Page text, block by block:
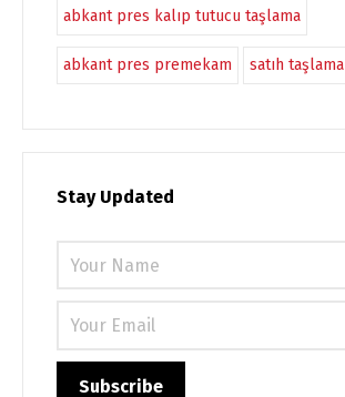
abkant pres kalıp tutucu taşlama
abkant pres premekam satıh taşlama
Stay Updated